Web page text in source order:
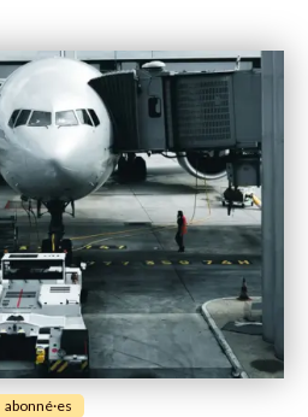
abonné·es